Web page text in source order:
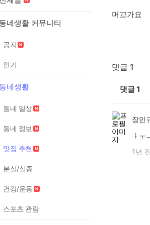
동네생활 커뮤니티
공지
인기
동네생활
동네 일상
동네 정보
맛집 추천
분실/실종
건강/운동
스포츠 관람
머꼬가요
댓글 1
댓글1
장민
ㅑ
1년 전